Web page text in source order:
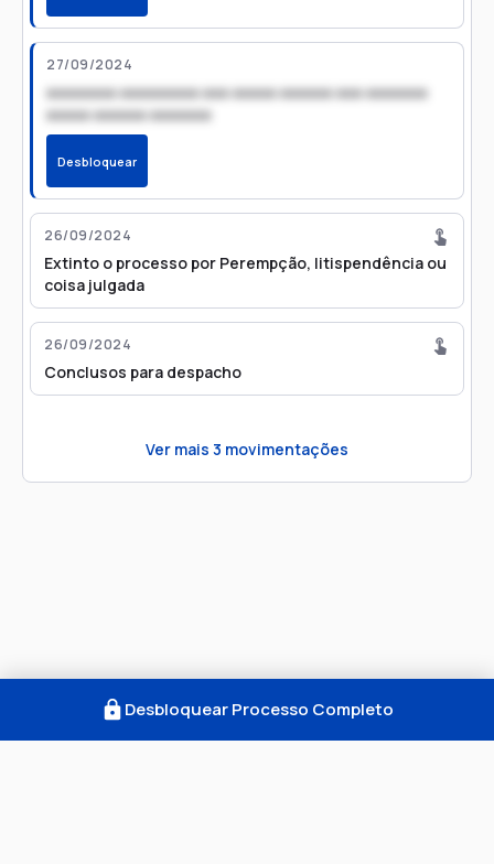
27/09/2024
xxxxxxxx xxxxxxxxx xxx xxxxx xxxxxx xxx xxxxxxx
xxxxx xxxxxx xxxxxxx
Desbloquear
26/09/2024
Extinto o processo por Perempção, litispendência ou
coisa julgada
26/09/2024
Conclusos para despacho
Ver mais 3 movimentações
Desbloquear Processo Completo